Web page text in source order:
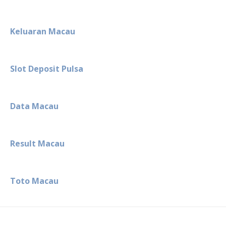
Keluaran Macau
Slot Deposit Pulsa
Data Macau
Result Macau
Toto Macau